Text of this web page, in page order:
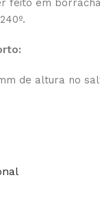
feito em
de altura no